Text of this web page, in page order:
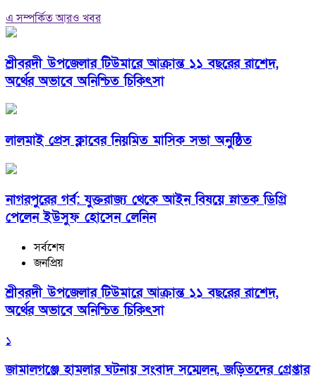
এ সম্পর্কিত আরও খবর
শ্রীবরদী উপজেলার টিউমারে আক্রান্ত ১১ বছরের রাশেদ,
অর্থের অভাবে অনিশ্চিত চিকিৎসা
লালমাই প্রেস ক্লাবের নিয়মিত মাসিক সভা অনুষ্ঠিত
নাগরপুরের গর্ব: যুক্তরাজ্য থেকে আইন বিষয়ে স্নাতক ডিগ্রি
পেলেন ইউসুফ হোসেন লেনিন
সর্বশেষ
জনপ্রিয়
শ্রীবরদী উপজেলার টিউমারে আক্রান্ত ১১ বছরের রাশেদ,
অর্থের অভাবে অনিশ্চিত চিকিৎসা
১
জামালগঞ্জে হামলার ঘটনায় সংবাদ সম্মেলন, জড়িতদের গ্রেপ্তার